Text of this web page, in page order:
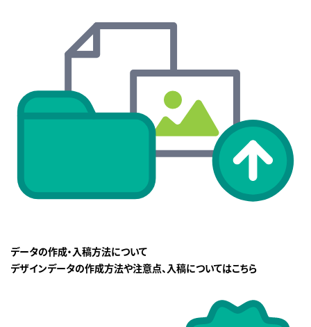
データの作成・入稿方法について
デザインデータの作成方法や注意点、入稿についてはこちら